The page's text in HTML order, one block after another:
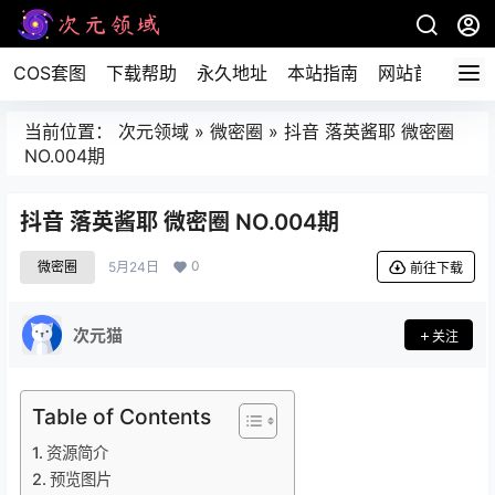
COS套图 下载帮助 永久地址 本站指南 网站首页
当前位置： 次元领域 » 微密圈 » 抖音 落英酱耶 微密圈
NO.004期
抖音 落英酱耶 微密圈 NO.004期
微密圈 5月24日 0 前往下载
次元猫 关注
Table of Contents
资源简介
预览图片